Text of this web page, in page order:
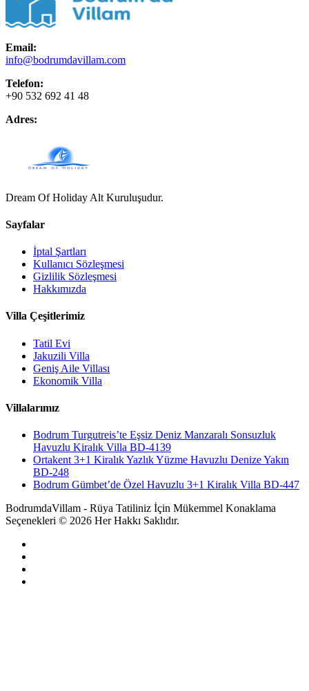
Email:
info@bodrumdavillam.com
Telefon:
+90 532 692 41 48
Adres:
Dream Of Holiday Alt Kuruluşudur.
Sayfalar
İptal Şartları
Kullanıcı Sözleşmesi
Gizlilik Sözleşmesi
Hakkımızda
Villa Çeşitlerimiz
Tatil Evi
Jakuzili Villa
Geniş Aile Villası
Ekonomik Villa
Villalarımız
Bodrum Turgutreis’te Eşsiz Deniz Manzaralı Sonsuzluk
Havuzlu Kiralık Villa BD-4139
Ortakent 3+1 Kiralık Yazlık Yüzme Havuzlu Denize Yakın
BD-248
Bodrum Gümbet’de Özel Havuzlu 3+1 Kiralık Villa BD-447
BodrumdaVillam - Rüya Tatiliniz İçin Mükemmel Konaklama
Seçenekleri © 2026 Her Hakkı Saklıdır.